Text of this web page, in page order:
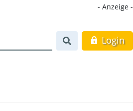
- Anzeige -
Login